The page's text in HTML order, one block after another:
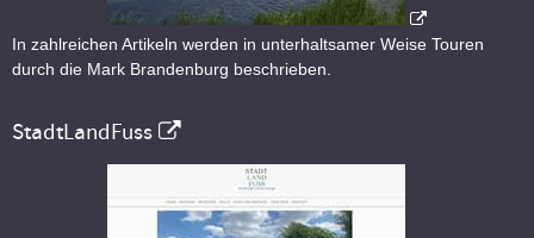
In zahlreichen Artikeln werden in unterhaltsamer Weise Touren
durch die Mark Brandenburg beschrieben.
StadtLandFuss